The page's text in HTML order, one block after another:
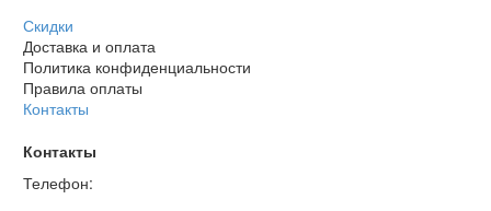
Скидки
Доставка и оплата
Политика конфиденциальности
Правила оплаты
Контакты
Контакты
Телефон: